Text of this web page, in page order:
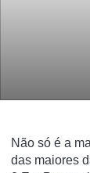
Não só é a
das maiores